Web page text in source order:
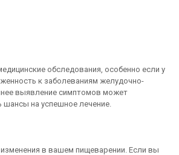
обследования, особенно если у
к заболеваниям желудочно-
выявление симптомов может
шансы на успешное лечение.
в вашем пищеварении. Если вы